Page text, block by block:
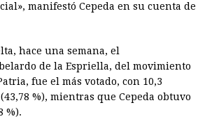
manifestó Cepeda en su cuenta de
hace una semana, el
de la Espriella, del movimiento
fue el más votado, con 10,3
%), mientras que Cepeda obtuvo
%).